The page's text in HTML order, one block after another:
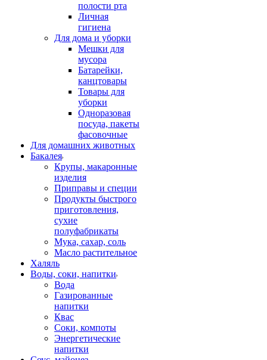
полости рта
Личная
гигиена
Для дома и уборки
Мешки для
мусора
Батарейки,
канцтовары
Товары для
уборки
Одноразовая
посуда, пакеты
фасовочные
Для домашних животных
Бакалея
Крупы, макаронные
изделия
Приправы и специи
Продукты быстрого
приготовления,
сухие
полуфабрикаты
Мука, сахар, соль
Масло растительное
Халяль
Воды, соки, напитки
Вода
Газированные
напитки
Квас
Соки, компоты
Энергетические
напитки